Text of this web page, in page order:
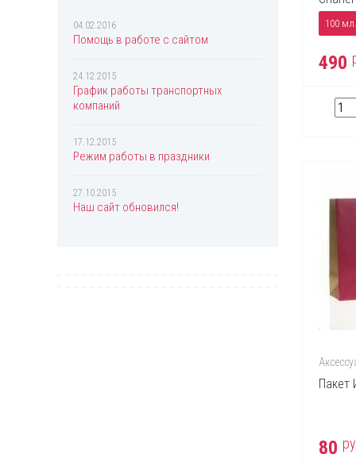
Christian Dior
Clinique
Coach
Davidoff
Dolce & Gabbana
04.02.2016
Помощь в работе с сайтом
24.12.2015
График работы транспортных
компаний
17.12.2015
Режим работы в праздники
27.10.2015
Наш сайт обновился!
100 мл.
490
Пакет
80